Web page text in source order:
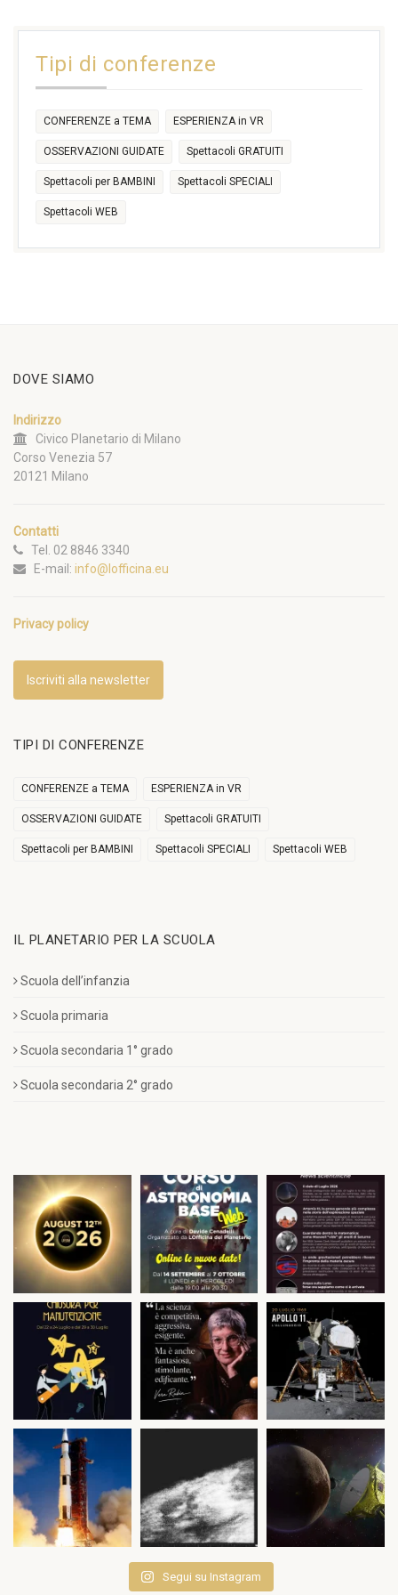
17:30
Tipi di conferenze
CONFERENZE a TEMA ESPERIENZA in VR
OSSERVAZIONI GUIDATE Spettacoli GRATUITI
Spettacoli per BAMBINI Spettacoli SPECIALI
Spettacoli WEB
DOVE SIAMO
Indirizzo
Civico Planetario di Milano
Corso Venezia 57
20121 Milano
Contatti
Tel. 02 8846 3340
E-mail: info@lofficina.eu
Privacy policy
Iscriviti alla newsletter
TIPI DI CONFERENZE
CONFERENZE a TEMA ESPERIENZA in VR
OSSERVAZIONI GUIDATE Spettacoli GRATUITI
Spettacoli per BAMBINI Spettacoli SPECIALI Spettacoli WEB
IL PLANETARIO PER LA SCUOLA
Scuola dell’infanzia
Scuola primaria
Scuola secondaria 1° grado
Scuola secondaria 2° grado
Segui su Instagram